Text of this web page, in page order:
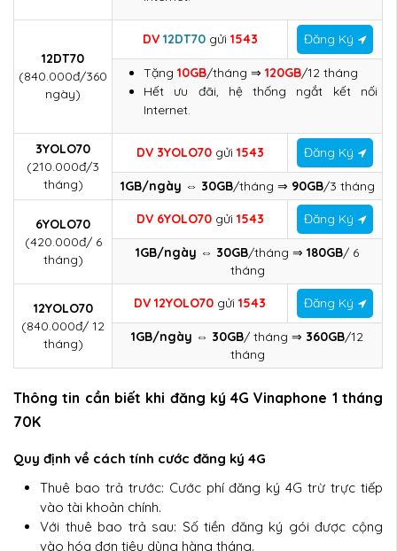
12DT70
(840.000đ/360
ngày)
DV 12DT70gửi 1543 Đăng Ký
Tặng 10GB/tháng ⇒ 120GB/12 tháng
Hết ưu đãi, hệ thống ngắt kết nối
Internet.
3YOLO70
(210.000đ/3
tháng)
DV 3YOLO70 gửi 1543 Đăng Ký
1GB/ngày ⇔ 30GB/tháng ⇒ 90GB/3 tháng
6YOLO70
(420.000đ/ 6
tháng)
DV 6YOLO70 gửi 1543 Đăng Ký
1GB/ngày ⇔ 30GB/tháng ⇒ 180GB/ 6
tháng
12YOLO70
(840.000đ/ 12
tháng)
DV 12YOLO70 gửi 1543 Đăng Ký
1GB/ngày ⇔ 30GB/ tháng ⇒ 360GB/12
tháng
Thông tin cần biết khi đăng ký 4G Vinaphone 1 tháng
70K
Quy định về cách tính cước đăng ký 4G
Thuê bao trả trước: Cước phí đăng ký 4G trừ trực tiếp
vào tài khoản chính.
Với thuê bao trả sau: Số tiền đăng ký gói được cộng
vào hóa đơn tiêu dùng hàng tháng.